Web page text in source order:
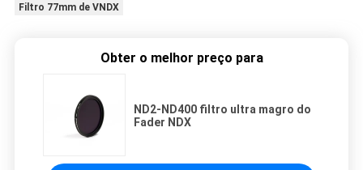
Filtro 77mm de VNDX
Obter o melhor preço para
ND2-ND400 filtro ultra magro do
Fader NDX